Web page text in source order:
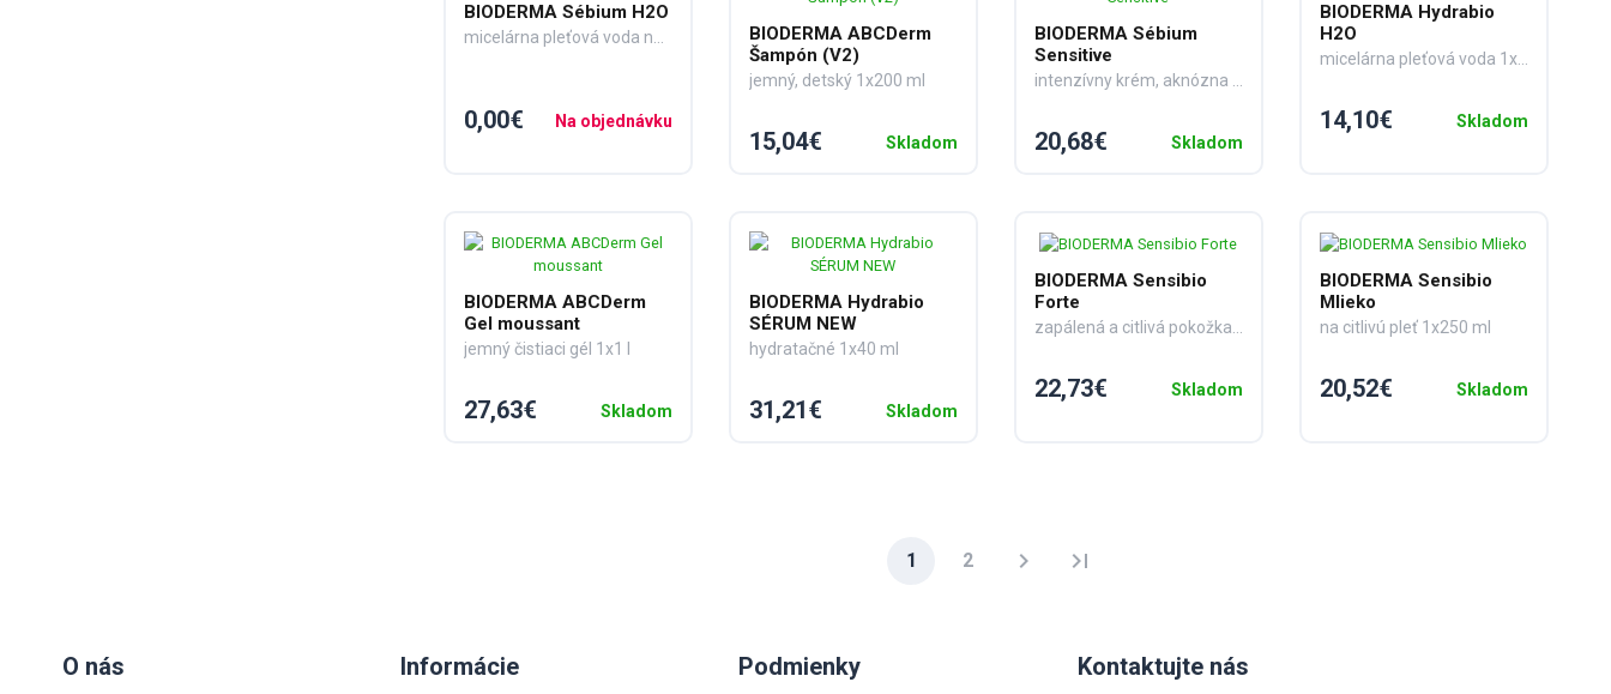
BIODERMA Sébium H2O
0,00€ Na objednávku
BIODERMA ABCDerm
Šampón (V2)
jemný, detský 1x200 ml
15,04€ Skladom
BIODERMA Sébium
Sensitive
20,68€ Skladom
BIODERMA Hydrabio
H2O
micelárna pleťová voda 1x250 ml
14,10€ Skladom
BIODERMA ABCDerm
Gel moussant
jemný čistiaci gél 1x1 l
27,63€ Skladom
BIODERMA Hydrabio
SÉRUM NEW
hydratačné 1x40 ml
31,21€ Skladom
BIODERMA Sensibio
Forte
22,73€ Skladom
BIODERMA Sensibio
Mlieko
na citlivú pleť 1x250 ml
20,52€ Skladom
1 2 chevron_right last_page
O nás Informácie Podmienky Kontaktujte nás